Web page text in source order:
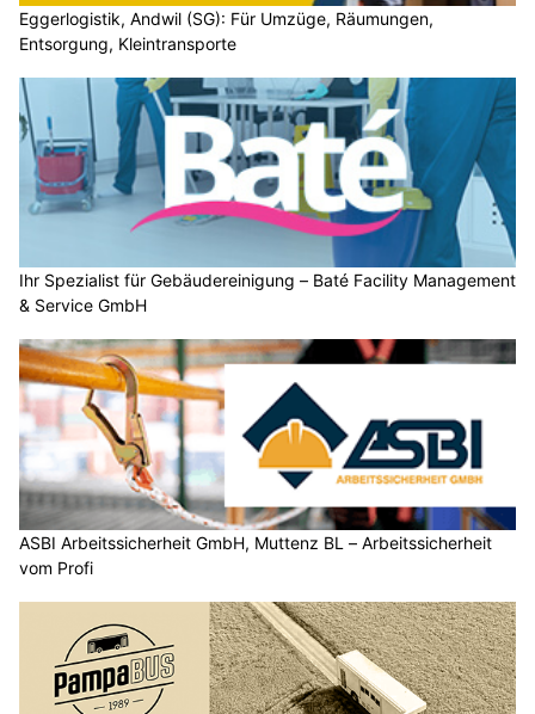
Eggerlogistik, Andwil (SG): Für Umzüge, Räumungen,
Entsorgung, Kleintransporte
Ihr Spezialist für Gebäudereinigung – Baté Facility Management
& Service GmbH
ASBI Arbeitssicherheit GmbH, Muttenz BL – Arbeitssicherheit
vom Profi